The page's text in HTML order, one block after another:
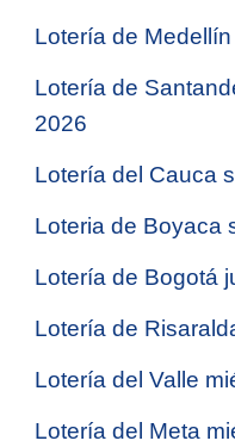
Lotería de
Lotería de
2026
Lotería del Cauca
Loteria de Boyaca
Lotería de Bogotá
Lotería de
Lotería del Valle
Lotería del Meta